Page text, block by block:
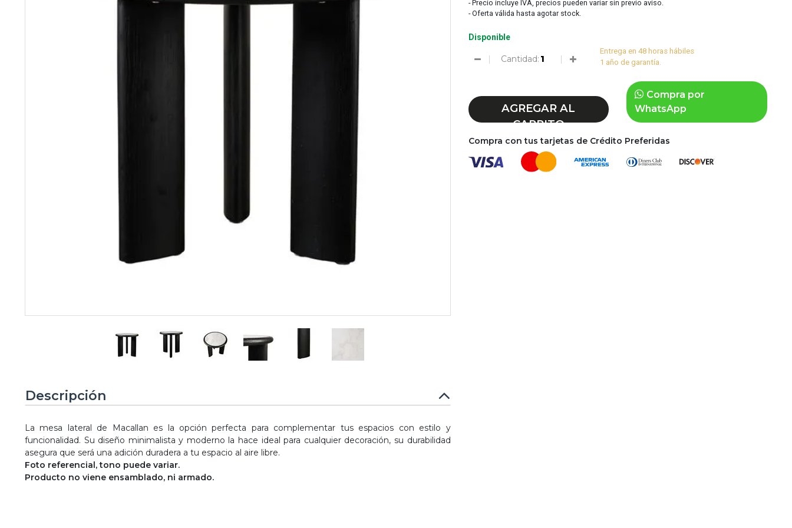
- Precio incluye IVA, precios pueden variar sin previo aviso.
- Oferta válida hasta agotar stock.
Disponible
Cantidad:
Entrega en 48 horas hábiles
1 año de garantía.
AGREGAR AL
CARRITO
Compra por
WhatsApp
Compra con tus tarjetas de Crédito Preferidas
Descripción
La mesa lateral de Macallan es la opción perfecta para complementar tus espacios con estilo y
funcionalidad. Su diseño minimalista y moderno la hace ideal para cualquier decoración, su durabilidad
asegura que será una adición duradera a tu espacio al aire libre.
Foto referencial, tono puede variar.
Producto no viene ensamblado, ni armado.